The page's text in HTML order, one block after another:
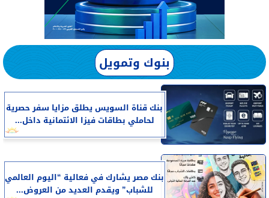
بنوك وتمويل
بنك قناة السويس يطلق مزايا سفر حصرية
لحاملي بطاقات فيزا الائتمانية داخل...
بنك مصر يشارك في فعالية “اليوم العالمي
للشباب” ويقدم العديد من العروض...